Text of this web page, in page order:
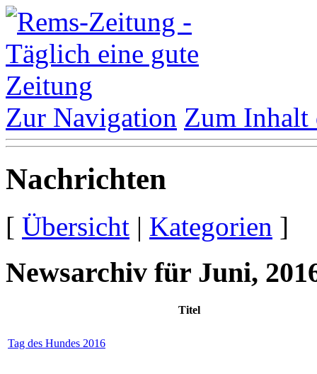
Zur Navigation Zum Inhalt
Nachrichten
[ Übersicht | Kategorien ]
Newsarchiv für Juni,
Titel
Tag des Hundes 2016